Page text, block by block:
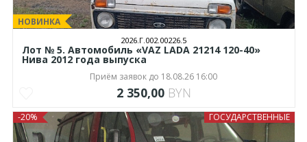
НОВИНКА
2026.Г.002.00226.5
Лот № 5. Автомобиль «VAZ LADA 21214 120-40»
Нива 2012 года выпуска
Приём заявок до 18.08.26 16:00
2 350,00 BYN
ГОСУДАРСТВЕННЫЕ
-20%